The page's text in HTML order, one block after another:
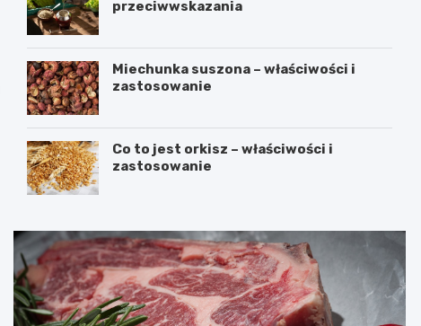
przeciwwskazania
Miechunka suszona – właściwości i
zastosowanie
Co to jest orkisz – właściwości i
zastosowanie